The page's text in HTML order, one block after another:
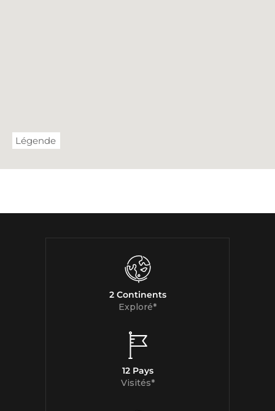
Légende
2 Continents
Exploré*
12 Pays
Visités*